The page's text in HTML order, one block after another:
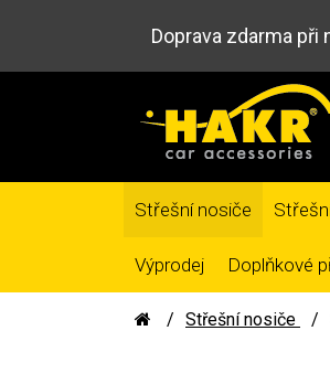
Doprava zdarma při
Střešní nosiče
Výprodej Doplňkové
Střešní nosiče